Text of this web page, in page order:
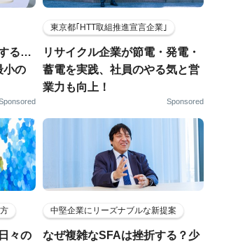
る…
小の
東京都｢HTT取組推進宣言企業｣
リサイクル企業が節電・発電・
蓄電を実践、社員のやる気と営
業力も向上！
Sponsored
々の
中堅企業にリーズナブルな新提案
なぜ複雑なSFAは挫折する？少